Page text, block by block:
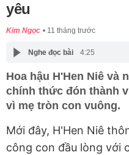
yêu
Kim Ngọc 11 tháng trước
Nghe đọc bài 4:25
Hoa hậu H'Hen Niê và
chính thức đón thành
vì mẹ tròn con vuông.
Mới đây, H'Hen Niê
công con đầu lòng với